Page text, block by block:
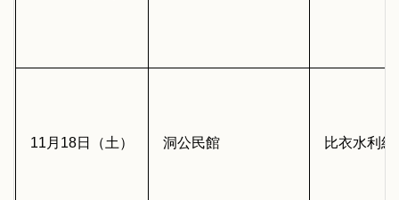
11月18日（土） 洞公民館 比衣水利組